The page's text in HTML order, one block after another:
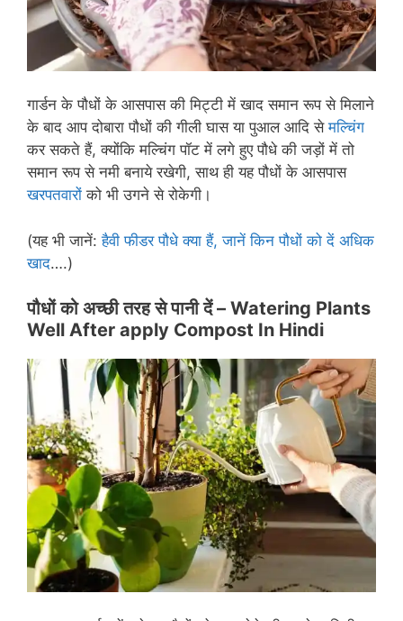
गार्डन के पौधों के आसपास की मिट्टी में खाद समान रूप से मिलाने
के बाद आप दोबारा पौधों की गीली घास या पुआल आदि सेमल्चिंग
कर सकते हैं, क्योंकि मल्चिंग पॉट में लगे हुए पौधे की जड़ों में तो
समान रूप से नमी बनाये रखेगी, साथ ही यह पौधों के आसपास
खरपतवारों को भी उगने से रोकेगी।
(यह भी जानें:हैवी फीडर पौधे क्या हैं, जानें किन पौधों को दें अधिक
खाद….)
पौधों को अच्छी तरह से पानी दें – Watering Plants
Well After apply Compost In Hindi